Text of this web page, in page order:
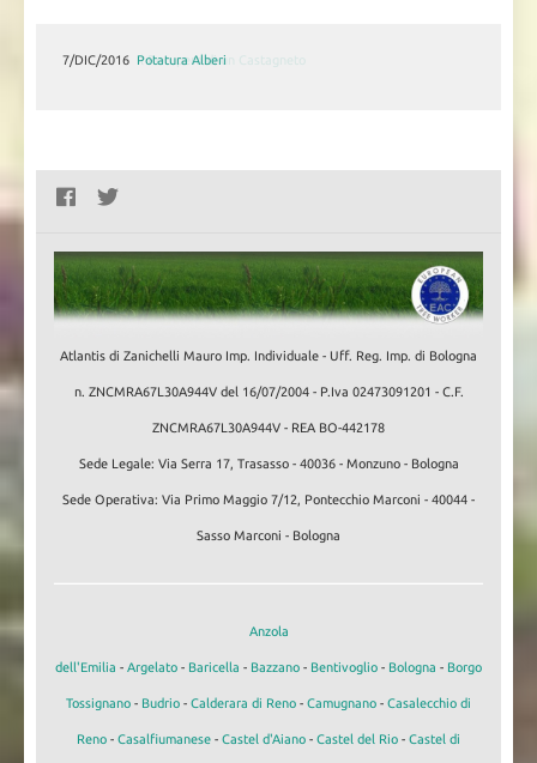
7/DIC/2016 Potatura Alberi
Atlantis di Zanichelli Mauro Imp. Individuale - Uff. Reg. Imp. di Bologna
n. ZNCMRA67L30A944V del 16/07/2004 - P.Iva 02473091201 - C.F.
ZNCMRA67L30A944V - REA BO-442178
Sede Legale: Via Serra 17, Trasasso - 40036 - Monzuno - Bologna
Sede Operativa: Via Primo Maggio 7/12, Pontecchio Marconi - 40044 -
Sasso Marconi - Bologna
Anzola
dell'Emilia - Argelato - Baricella - Bazzano - Bentivoglio - Bologna - Borgo
Tossignano - Budrio - Calderara di Reno - Camugnano - Casalecchio di
Reno - Casalfiumanese - Castel d'Aiano - Castel del Rio - Castel di